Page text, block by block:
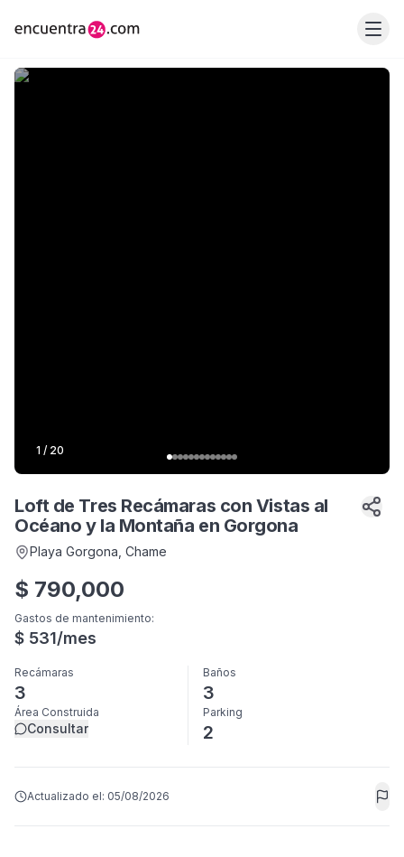
1 / 20
Loft de Tres Recámaras con Vistas al
Océano y la Montaña en Gorgona
Playa Gorgona , Chame
$ 790,000
Gastos de mantenimiento:
$ 531/mes
Recámaras
3
Baños
3
Área Construida
Consultar
Parking
2
Actualizado el: 05/08/2026